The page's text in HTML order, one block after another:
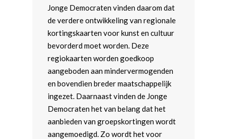
Jonge Democraten vinden daarom dat
de verdere ontwikkeling van regionale
kortingskaarten voor kunst en cultuur
bevorderd moet worden. Deze
regiokaarten worden goedkoop
aangeboden aan mindervermogenden
en bovendien breder maatschappelijk
ingezet. Daarnaast vinden de Jonge
Democraten het van belang dat het
aanbieden van groepskortingen wordt
aangemoedigd. Zo wordt het voor